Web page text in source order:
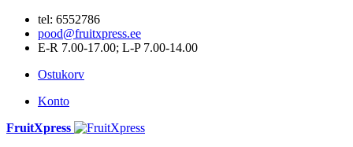
tel: 6552786
pood@fruitxpress.ee
E-R 7.00-17.00; L-P 7.00-14.00
Ostukorv
Konto
FruitXpress